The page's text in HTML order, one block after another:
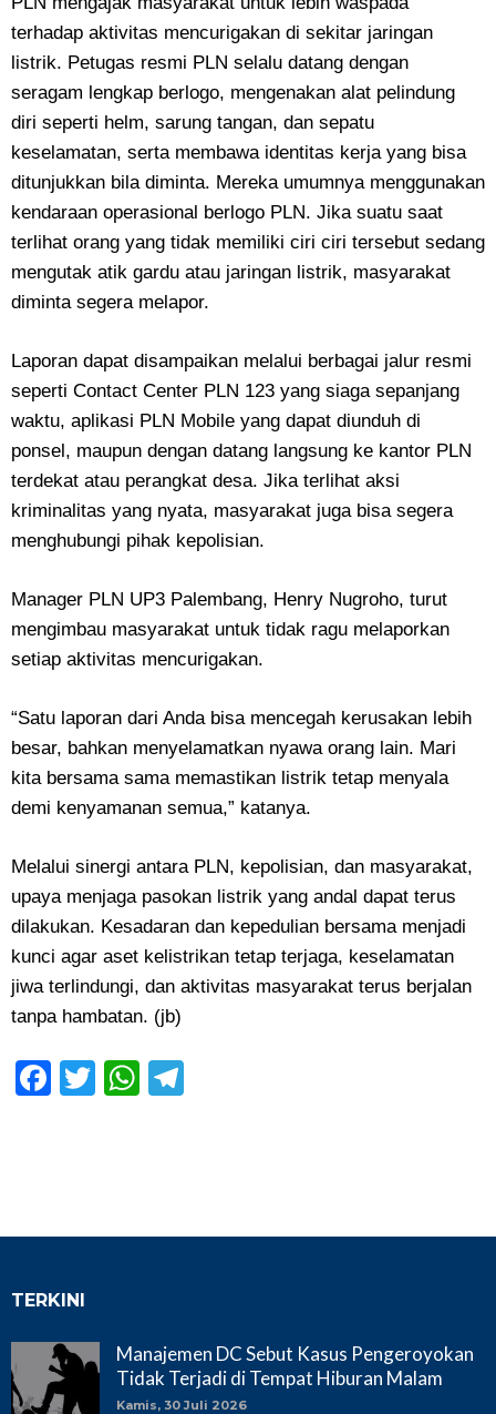
terhadap aktivitas mencurigakan di sekitar jaringan
listrik. Petugas resmi PLN selalu datang dengan
seragam lengkap berlogo, mengenakan alat pelindung
diri seperti helm, sarung tangan, dan sepatu
keselamatan, serta membawa identitas kerja yang bisa
ditunjukkan bila diminta. Mereka umumnya menggunakan
kendaraan operasional berlogo PLN. Jika suatu saat
terlihat orang yang tidak memiliki ciri ciri tersebut sedang
mengutak atik gardu atau jaringan listrik, masyarakat
diminta segera melapor.
Laporan dapat disampaikan melalui berbagai jalur resmi
seperti Contact Center PLN 123 yang siaga sepanjang
waktu, aplikasi PLN Mobile yang dapat diunduh di
ponsel, maupun dengan datang langsung ke kantor PLN
terdekat atau perangkat desa. Jika terlihat aksi
kriminalitas yang nyata, masyarakat juga bisa segera
menghubungi pihak kepolisian.
Manager PLN UP3 Palembang, Henry Nugroho, turut
mengimbau masyarakat untuk tidak ragu melaporkan
setiap aktivitas mencurigakan.
“Satu laporan dari Anda bisa mencegah kerusakan lebih
besar, bahkan menyelamatkan nyawa orang lain. Mari
kita bersama sama memastikan listrik tetap menyala
demi kenyamanan semua,” katanya.
Melalui sinergi antara PLN, kepolisian, dan masyarakat,
upaya menjaga pasokan listrik yang andal dapat terus
dilakukan. Kesadaran dan kepedulian bersama menjadi
kunci agar aset kelistrikan tetap terjaga, keselamatan
jiwa terlindungi, dan aktivitas masyarakat terus berjalan
tanpa hambatan. (jb)
Facebook
TwitterWhatsApp
TERKINI
Manajemen DC Sebut Kasus Pengeroyokan
Tidak Terjadi di Tempat Hiburan Malam
Kamis, 30 Juli 2026